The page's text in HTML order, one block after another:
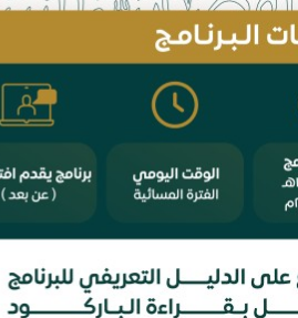
بن يوسف
ضمن السعي
المملكة
المعاملات
الأقوال الفقهية
النقص السابق
و(المحاكم